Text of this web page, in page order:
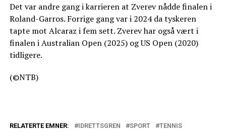
Det var andre gang i karrieren at Zverev nådde finalen i
Roland-Garros. Forrige gang var i 2024 da tyskeren
tapte mot Alcaraz i fem sett. Zverev har også vært i
finalen i Australian Open (2025) og US Open (2020)
tidligere.
(©NTB)
RELATERTE EMNER: IDRETTSGREN SPORT TENNIS